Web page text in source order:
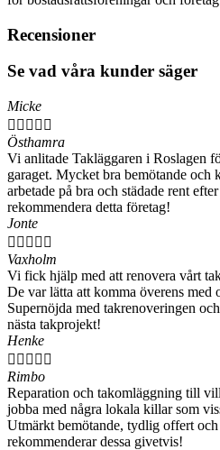
Recensioner
Se vad våra kunder säger
Micke
    
Östhamra
Vi anlitade Takläggaren i Roslagen
garaget. Mycket bra bemötande och
arbetade på bra och städade rent
rekommendera detta företag!
Jonte
    
Vaxholm
Vi fick hjälp med att renovera vårt
De var lätta att komma överens med
Supernöjda med takrenoveringen
nästa takprojekt!
Henke
    
Rimbo
Reparation och takomläggning till
jobba med några lokala killar som
Utmärkt bemötande, tydlig offert
rekommenderar dessa givetvis!